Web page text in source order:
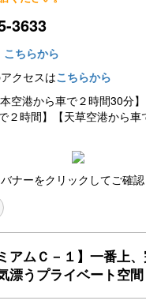
3633
こちらから
クセスはこちらから
空港から車で２時間30分
２時間】【天草空港から
ナーをクリックしてご確
アムＣ－１】一番上
漂うプライベート空間